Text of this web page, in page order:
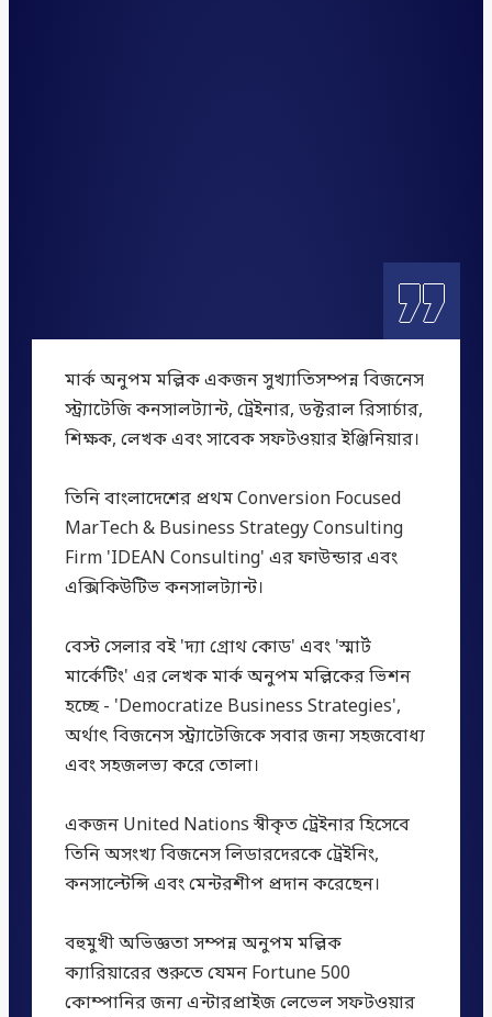
„
মার্ক অনুপম মল্লিক একজন সুখ্যাতিসম্পন্ন বিজনেস
স্ট্র্যাটেজি কনসালট্যান্ট, ট্রেইনার, ডক্টরাল রিসার্চার,
শিক্ষক, লেখক এবং সাবেক সফটওয়ার ইঞ্জিনিয়ার।
তিনি বাংলাদেশের প্রথম Conversion Focused
MarTech & Business Strategy Consulting
Firm 'IDEAN Consulting' এর ফাউন্ডার এবং
এক্সিকিউটিভ কনসালট্যান্ট।
বেস্ট সেলার বই 'দ্যা গ্রোথ কোড' এবং 'স্মার্ট
মার্কেটিং' এর লেখক মার্ক অনুপম মল্লিকের ভিশন
হচ্ছে - 'Democratize Business Strategies',
অর্থাৎ বিজনেস স্ট্র্যাটেজিকে সবার জন্য সহজবোধ্য
এবং সহজলভ্য করে তোলা।
একজন United Nations স্বীকৃত ট্রেইনার হিসেবে
তিনি অসংখ্য বিজনেস লিডারদেরকে ট্রেইনিং,
কনসাল্টেন্সি এবং মেন্টরশীপ প্রদান করেছেন।
বহুমুখী অভিজ্ঞতা সম্পন্ন অনুপম মল্লিক
ক্যারিয়ারের শুরুতে যেমন Fortune 500
কোম্পানির জন্য এন্টারপ্রাইজ লেভেল সফটওয়ার